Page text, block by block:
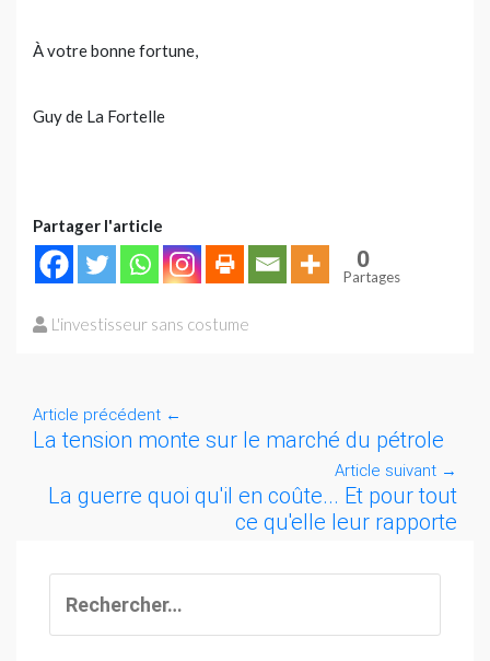
À votre bonne fortune,
Guy de La Fortelle
Partager l'article
0
Partages
L'investisseur sans costume
Article précédent ←
La tension monte sur le marché du pétrole
Article suivant →
La guerre quoi qu'il en coûte... Et pour tout
ce qu'elle leur rapporte